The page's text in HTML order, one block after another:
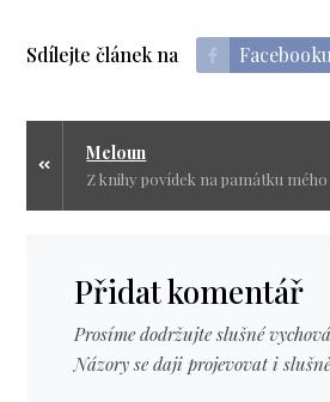
Sdílejte článek na Facebooku
Meloun
Přidat komentář
Prosíme dodržujte slušné
Názory se daji projevovat i